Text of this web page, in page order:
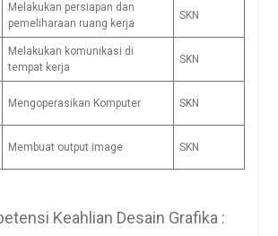
Melakukan persiapan dan
pemeliharaan ruang kerja
SKN
Melakukan komunikasi di
tempat kerja
SKN
Mengoperasikan Komputer SKN
Membuat output image SKN
Keahlian Desain Grafika :